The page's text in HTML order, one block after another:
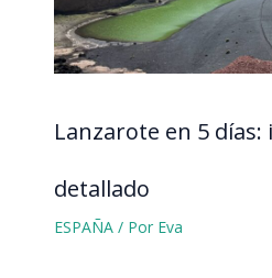
Lanzarote en 5
detallado
ESPAÑA/ Por Eva